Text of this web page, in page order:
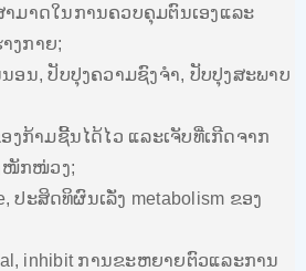
ມາດໃນການຄວບຄຸມຕົນເອງແລະ
ງກາຍ;
ອນ, ປັບປຸງຄວາມຊົງຈໍາ, ປັບປຸງສະພາບ
ງກ້າມຊີ້ນໄດ້ໄວ ແລະເຈັບທີ່ເກີດຈາກ
ໜັກໜ່ວງ;
ປະສິດທິຜົນເລັ່ງ metabolism ຂອງ
inhibit ການຂະຫຍາຍຕົວແລະການ